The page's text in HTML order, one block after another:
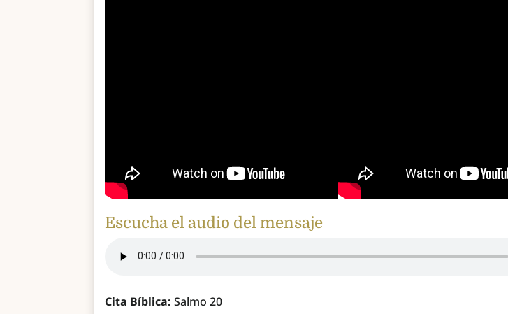
Escucha el audio del mensaje
Cita Bíblica: Salmo 20